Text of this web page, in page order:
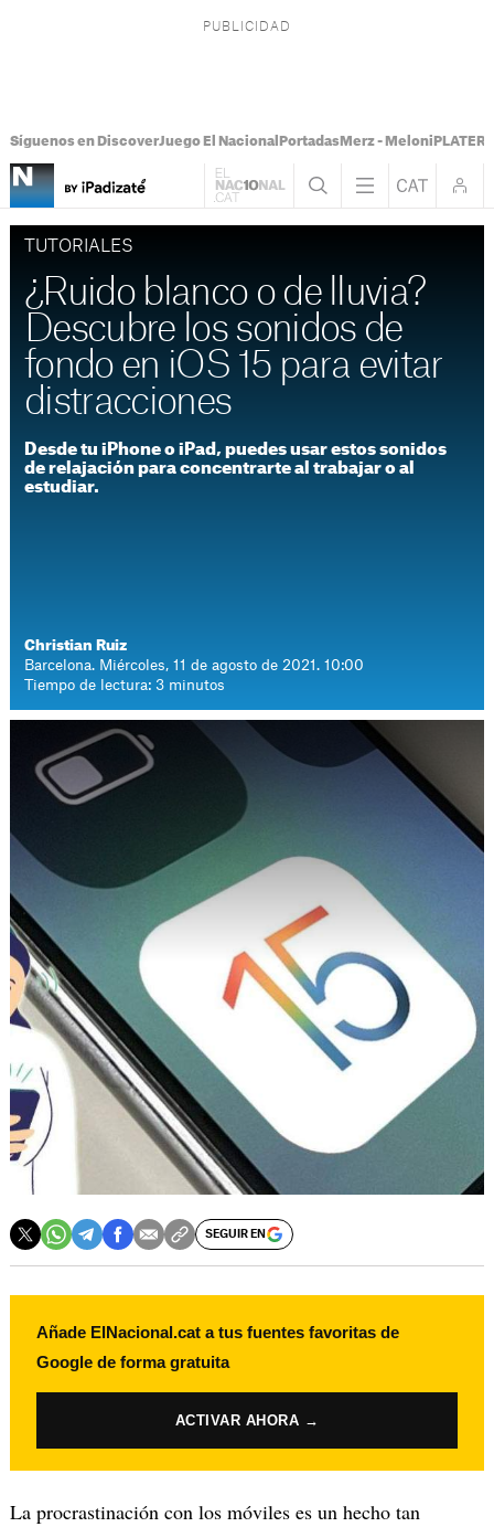
Síguenos en DiscoverJuego El Nacional PortadasMerz - Meloni
TUTORIALES
¿Ruido blanco o de lluvia?
Descubre los sonidos de
fondo en iOS 15 para evitar
distracciones
Desde tu iPhone o iPad, puedes usar estos sonidos
de relajación para concentrarte al trabajar o al
estudiar.
Christian Ruiz
Barcelona. Miércoles, 11 de agosto de 2021. 10:00
Tiempo de lectura: 3 minutos
SEGUIR EN
Añade ElNacional.cat a tus fuentes favoritas de
Google de forma gratuita
ACTIVAR AHORA →
La procrastinación con los móviles es un hecho tan